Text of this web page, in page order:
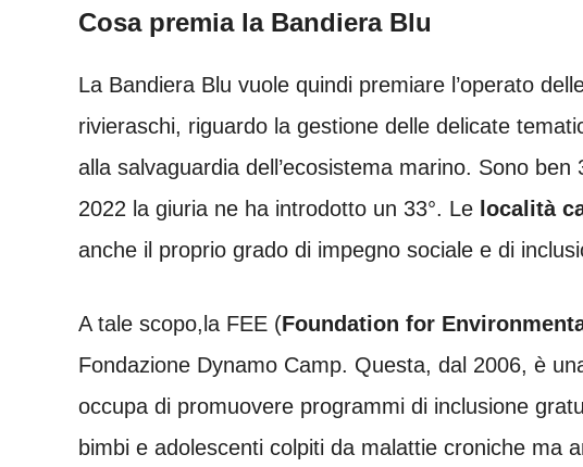
Cosa premia la Bandiera Blu
La Bandiera Blu vuole quindi premiare l’operato
rivieraschi, riguardo la gestione delle delicate
alla salvaguardia dell’ecosistema marino. Sono
2022 la giuria ne ha introdotto un 33°. Le località
anche il proprio grado di impegno sociale e di
A tale scopo,la FEE (Foundation for
Fondazione Dynamo Camp. Questa, dal 2006, è
occupa di promuovere programmi di inclusione
bimbi e adolescenti colpiti da malattie croniche ma